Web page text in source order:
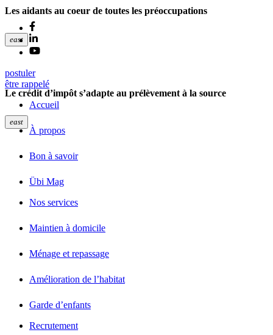
Les aidants au coeur de toutes les préoccupations
9 août 2018
east
Le crédit d’impôt s’adapte au prélèvement à la source
9 août 2018
east
postuler
être rappelé
Accueil
À propos
Bon à savoir
Übi Mag
Nos services
Maintien à domicile
Ménage et repassage
Amélioration de l’habitat
Garde d’enfants
Recrutement